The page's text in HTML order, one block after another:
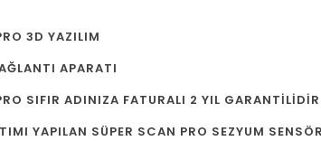
3D YAZILIM
APARATI
SIFIR ADINIZA FATURALI 2 YIL
YAPILAN SÜPER SCAN PRO SEZYUM